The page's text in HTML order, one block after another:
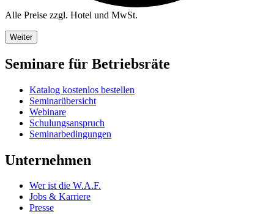
Alle Preise zzgl. Hotel und MwSt.
Weiter
Seminare für Betriebsräte
Katalog kostenlos bestellen
Seminarübersicht
Webinare
Schulungsanspruch
Seminarbedingungen
Unternehmen
Wer ist die W.A.F.
Jobs & Karriere
Presse